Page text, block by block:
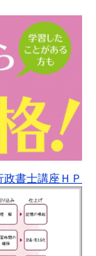
政書士講座ＨＰ